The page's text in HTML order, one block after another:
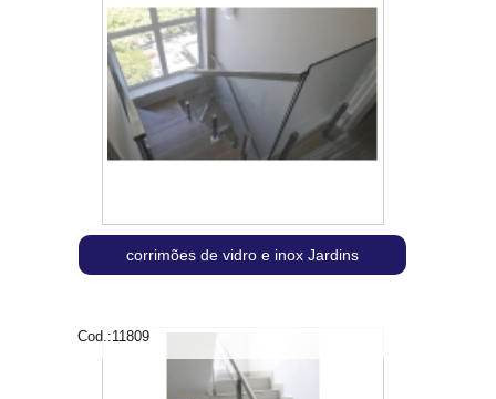
corrimões de vidro e inox Jardins
Cod.:11809